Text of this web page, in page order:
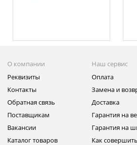
О компании
Реквизиты
Контакты
Обратная связь
Поставщикам
Вакансии
Каталог товаров
Наш сервис
Оплата
Замена и
Доставка
Гарантия на
Гарантия на
Как